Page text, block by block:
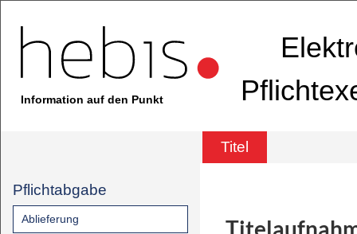
Information auf den Punkt
Titel
Pflichtabgabe
Ablieferung